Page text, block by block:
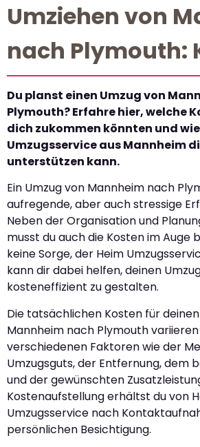
Umziehen von
nach Plymouth:
Du planst einen Umzug von
Plymouth? Erfahre hier, welche
dich zukommen könnten und
Umzugsservice aus Mannheim
unterstützen kann.
Ein Umzug von Mannheim nach
aufregende, aber auch stressige
Neben der Organisation und
musst du auch die Kosten im Auge
keine Sorge, der Heim
kann dir dabei helfen, deinen
kosteneffizient zu gestalten.
Die tatsächlichen Kosten für
Mannheim nach Plymouth
verschiedenen Faktoren wie der
Umzugsguts, der Entfernung, dem
und der gewünschten
Kostenaufstellung erhältst du von
Umzugsservice nach
persönlichen Besichtigung.